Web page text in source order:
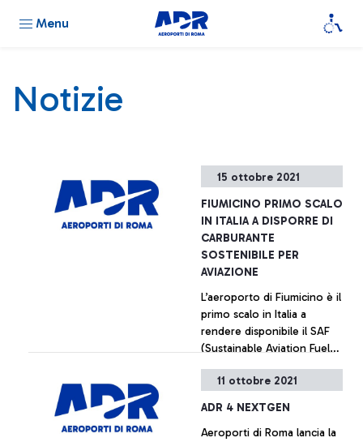
Menu
Notizie
15 ottobre 2021
FIUMICINO PRIMO SCALO
IN ITALIA A DISPORRE DI
CARBURANTE
SOSTENIBILE PER
AVIAZIONE
L’aeroporto di Fiumicino è il
primo scalo in Italia a
rendere disponibile il SAF
(Sustainable Aviation Fuel),
tradizionale con
ridurre le emissioni di CO2
+ Approfondisci
11 ottobre 2021
ADR 4 NEXTGEN
Aeroporti di Roma lancia la